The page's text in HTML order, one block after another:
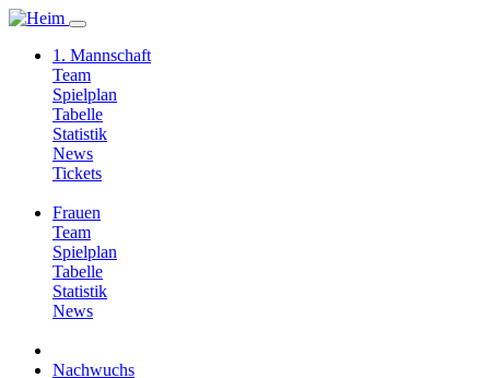
1. Mannschaft
Team
Spielplan
Tabelle
Statistik
News
Tickets
Frauen
Team
Spielplan
Tabelle
Statistik
News
Nachwuchs